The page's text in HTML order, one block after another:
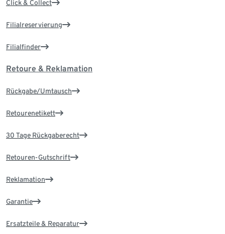
Click & Collect
Filialreservierung
Filialfinder
Retoure & Reklamation
Rückgabe/Umtausch
Retourenetikett
30 Tage Rückgaberecht
Retouren-Gutschrift
Reklamation
Garantie
Ersatzteile & Reparatur